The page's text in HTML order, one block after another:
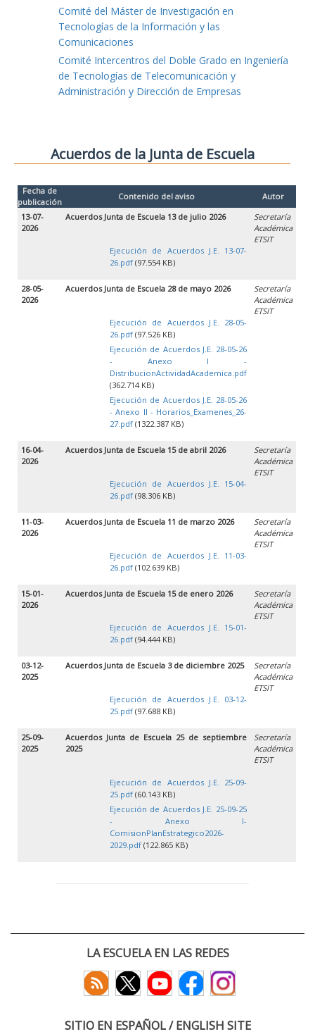
Comité del Máster de Investigación en
Tecnologías de la Información y las
Comunicaciones
Comité Intercentros del Doble Grado en Ingeniería
de Tecnologías de Telecomunicación y
Administración y Dirección de Empresas
Acuerdos de la Junta de Escuela
Fecha de
publicación
Contenido del aviso
Autor
13-07-
2026
Acuerdos Junta de Escuela 13 de julio 2026
Ejecución de Acuerdos J.E. 13-07-
26.pdf (97.554 KB)
Secretaría
Académica
ETSIT
28-05-
2026
Acuerdos Junta de Escuela 28 de mayo 2026
Ejecución de Acuerdos J.E. 28-05-
26.pdf (97.526 KB)
Ejecución de Acuerdos J.E. 28-05-26
- Anexo I -
DistribucionActividadAcademica.pdf
(362.714 KB)
Ejecución de Acuerdos J.E. 28-05-26
- Anexo II - Horarios_Examenes_26-
27.pdf (1322.387 KB)
Secretaría
Académica
ETSIT
16-04-
2026
Acuerdos Junta de Escuela 15 de abril 2026
Ejecución de Acuerdos J.E. 15-04-
26.pdf (98.306 KB)
Secretaría
Académica
ETSIT
11-03-
2026
Acuerdos Junta de Escuela 11 de marzo 2026
Ejecución de Acuerdos J.E. 11-03-
26.pdf (102.639 KB)
Secretaría
Académica
ETSIT
15-01-
2026
Acuerdos Junta de Escuela 15 de enero 2026
Ejecución de Acuerdos J.E. 15-01-
26.pdf (94.444 KB)
Secretaría
Académica
ETSIT
03-12-
2025
Acuerdos Junta de Escuela 3 de diciembre 2025
Ejecución de Acuerdos J.E. 03-12-
25.pdf (97.688 KB)
Secretaría
Académica
ETSIT
25-09-
2025
Acuerdos Junta de Escuela 25 de septiembre
2025
Ejecución de Acuerdos J.E. 25-09-
25.pdf (60.143 KB)
Ejecución de Acuerdos J.E. 25-09-25
- Anexo I-
ComisionPlanEstrategico2026-
2029.pdf (122.865 KB)
Secretaría
Académica
ETSIT
LA ESCUELA EN LAS REDES
SITIO EN ESPAÑOL / ENGLISH SITE